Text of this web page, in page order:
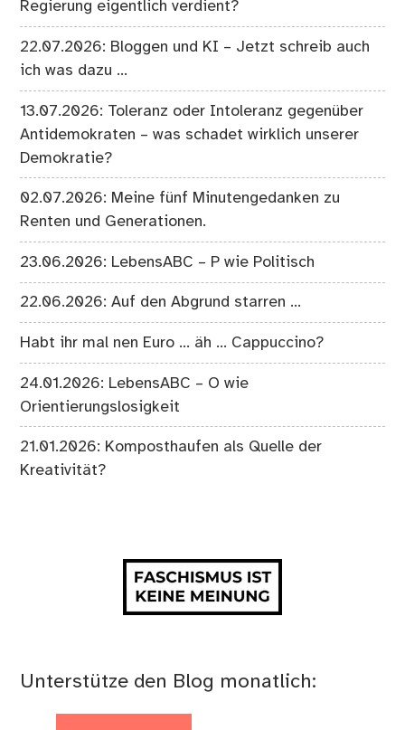
Regierung eigentlich verdient?
22.07.2026: Bloggen und KI – Jetzt schreib auch
ich was dazu …
13.07.2026: Toleranz oder Intoleranz gegenüber
Antidemokraten – was schadet wirklich unserer
Demokratie?
02.07.2026: Meine fünf Minutengedanken zu
Renten und Generationen.
23.06.2026: LebensABC – P wie Politisch
22.06.2026: Auf den Abgrund starren …
Habt ihr mal nen Euro … äh … Cappuccino?
24.01.2026: LebensABC – O wie
Orientierungslosigkeit
21.01.2026: Komposthaufen als Quelle der
Kreativität?
Unterstütze den Blog monatlich: